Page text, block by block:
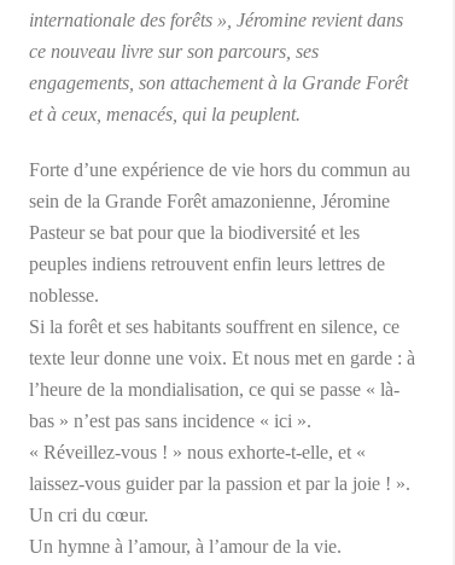
internationale des forêts », Jéromine revient dans
ce nouveau livre sur son parcours, ses
engagements, son attachement à la Grande Forêt
et à ceux, menacés, qui la peuplent.
Forte d’une expérience de vie hors du commun au
sein de la Grande Forêt amazonienne, Jéromine
Pasteur se bat pour que la biodiversité et les
peuples indiens retrouvent enfin leurs lettres de
noblesse.
Si la forêt et ses habitants souffrent en silence, ce
texte leur donne une voix. Et nous met en garde : à
l’heure de la mondialisation, ce qui se passe « là-
bas » n’est pas sans incidence « ici ».
« Réveillez-vous ! » nous exhorte-t-elle, et «
laissez-vous guider par la passion et par la joie ! ».
Un cri du cœur.
Un hymne à l’amour, à l’amour de la vie.